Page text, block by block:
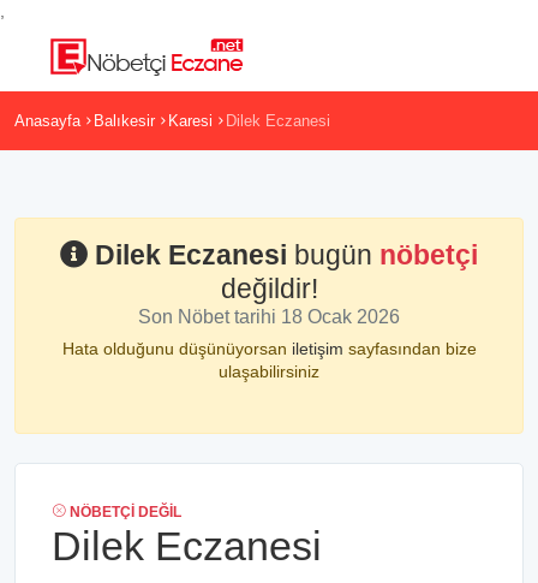
Anasayfa Balıkesir Karesi Dilek Eczanesi
Dilek Eczanesi bugün nöbetçi
değildir!
Son Nöbet tarihi 18 Ocak 2026
Hata olduğunu düşünüyorsan iletişim sayfasından bize
ulaşabilirsiniz
NÖBETÇI DEĞIL
Dilek Eczanesi